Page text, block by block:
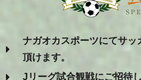
ナガオカスポーツにてサッ
頂けます。
Jリーグ試合観戦にご招待し